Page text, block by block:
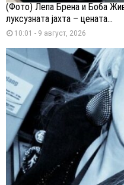
(Фото) Лепа Брена и Боба
луксузната јахта – цената...
10:01 - 9 август, 2026